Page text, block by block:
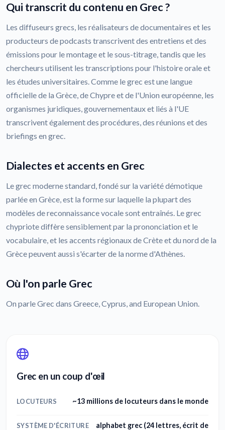
Qui transcrit du contenu en Grec ?
Les diffuseurs grecs, les réalisateurs de documentaires et les
producteurs de podcasts transcrivent des entretiens et des
émissions pour le montage et le sous-titrage, tandis que les
chercheurs utilisent les transcriptions pour l'histoire orale et
les études universitaires. Comme le grec est une langue
officielle de la Grèce, de Chypre et de l'Union européenne, les
organismes juridiques, gouvernementaux et liés à l'UE
transcrivent également des procédures, des réunions et des
briefings en grec.
Dialectes et accents en Grec
Le grec moderne standard, fondé sur la variété démotique
parlée en Grèce, est la forme sur laquelle la plupart des
modèles de reconnaissance vocale sont entraînés. Le grec
chypriote diffère sensiblement par la prononciation et le
vocabulaire, et les accents régionaux de Crète et du nord de la
Grèce peuvent aussi s'écarter de la norme d'Athènes.
Où l'on parle Grec
On parle Grec dans Greece, Cyprus, and European Union.
Grec en un coup d'œil
LOCUTEURS ~13 millions de locuteurs dans le monde
SYSTÈME D'ÉCRITURE
alphabet grec (24 lettres, écrit de